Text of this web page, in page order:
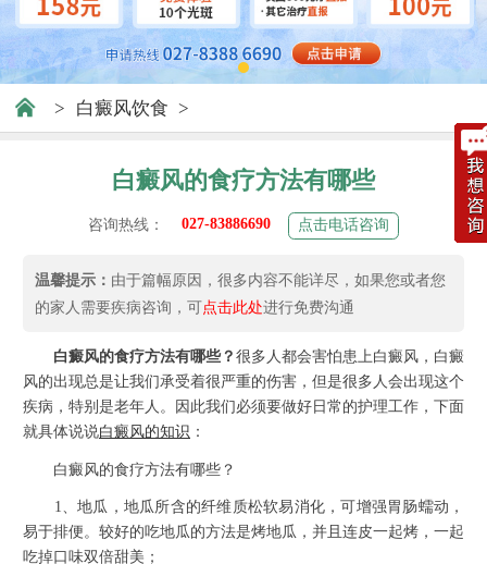
> 白癜风饮食 >
白癜风的食疗方法有哪些
咨询热线： 027-83886690 点击电话咨询
温馨提示： 由于篇幅原因，很多内容不能详尽，如果您或者您
的家人需要疾病咨询，可点击此处进行免费沟通
白癜风的食疗方法有哪些？ 很多人都会害怕患上白癜风，白癜
风的出现总是让我们承受着很严重的伤害，但是很多人会出现这个
疾病，特别是老年人。因此我们必须要做好日常的护理工作，下面
就具体说说白癜风的知识 ：
白癜风的食疗方法有哪些？
1、地瓜，地瓜所含的纤维质松软易消化，可增强胃肠蠕动，
易于排便。较好的吃地瓜的方法是烤地瓜，并且连皮一起烤，一起
吃掉口味双倍甜美；